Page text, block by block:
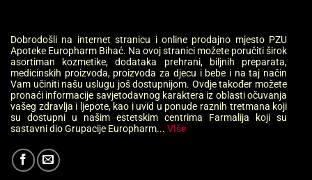
Dobrodošli na internet stranicu i online prodajno mjesto PZU
Apoteke Europharm Bihać. Na ovoj stranici možete poručiti širok
asortiman kozmetike, dodataka prehrani, biljnih preparata,
medicinskih proizvoda, proizvoda za djecu i bebe i na taj način
Vam učiniti našu uslugu još dostupnijom. Ovdje također možete
pronaći informacije savjetodavnog karaktera iz oblasti očuvanja
vašeg zdravlja i ljepote, kao i uvid u ponude raznih tretmana koji
su dostupni u našim estetskim centrima Farmalija koji su
sastavni dio Grupacije Europharm... Više